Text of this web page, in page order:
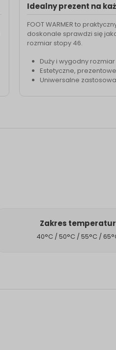
Idealny prezent na
FOOT WARMER to
doskonale sprawdzi się
rozmiar stopy 46.
Duży i wygodny rozmiar
Estetyczne,
Uniwersalne
Zakres temperatur
40°C / 50°C / 55°C /